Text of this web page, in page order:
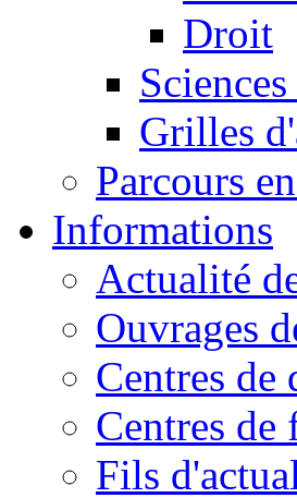
Droit
Grilles
Parcours
Informations
Actualité
Ouvrages
Centres de
Centres de
Fils